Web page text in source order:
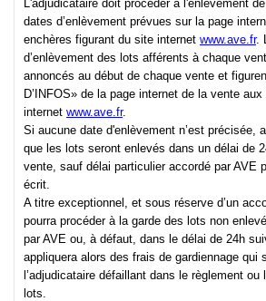
L'adjudicataire doit procéder à l'enlèvement
dates d’enlèvement prévues sur la page
enchères figurant du site internet www.ave.fr.
d’enlèvement des lots afférents à chaque
annoncés au début de chaque vente et
D’INFOS» de la page internet de la vente
internet www.ave.fr.
Si aucune date d'enlèvement n’est précisée,
que les lots seront enlevés dans un délai de
vente, sauf délai particulier accordé par AVE
écrit.
A titre exceptionnel, et sous réserve d’un
pourra procéder à la garde des lots non
par AVE ou, à défaut, dans le délai de 24h
appliquera alors des frais de gardiennage qui
l’adjudicataire défaillant dans le règlement ou
lots.